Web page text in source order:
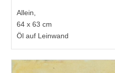
Allein,
64 x 63 cm
Öl auf Leinwand